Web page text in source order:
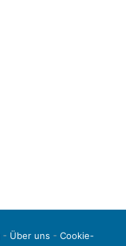
- Über uns - Cookie-